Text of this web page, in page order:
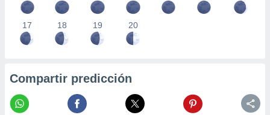
17 18 19 20
Compartir predicción